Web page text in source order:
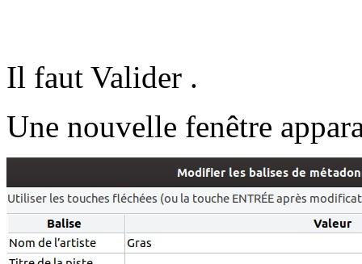
Il faut Valider .
Une nouvelle fenêtre